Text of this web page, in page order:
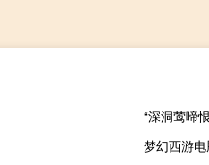
“深洞莺啼
梦幻西游